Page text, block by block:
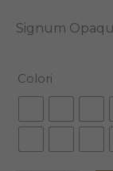
Signum
Colori